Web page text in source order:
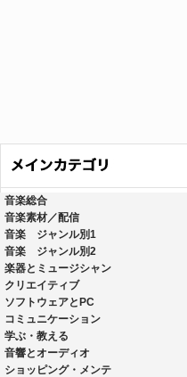
音楽総合
音楽素材／配信
音楽 ジャンル別1
音楽 ジャンル別2
楽器とミュージシャン
クリエイティブ
ソフトウェアとPC
コミュニケーション
学ぶ・教える
音響とオーディオ
ショッピング・メンテ